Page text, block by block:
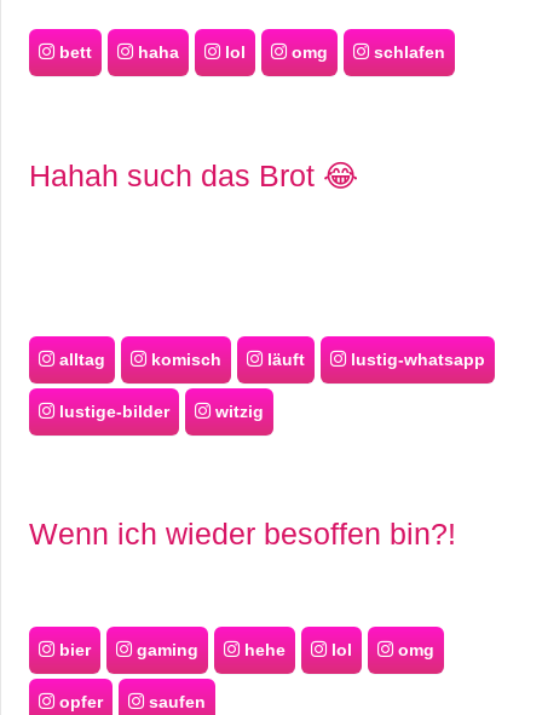
bett haha lol omg schlafen
Hahah such das Brot 😂
alltag komisch läuft lustig-whatsapp
lustige-bilder witzig
Wenn ich wieder besoffen bin?!
bier gaming hehe lol omg
opfer saufen